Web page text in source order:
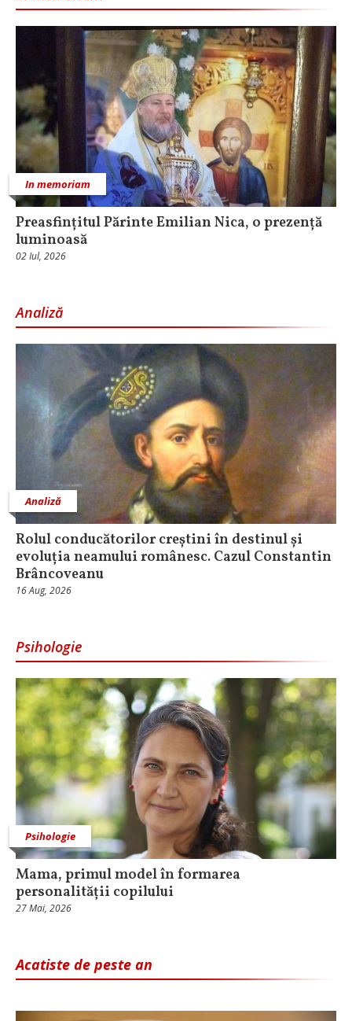
In memoriam
Preasfințitul Părinte Emilian Nica, o prezență
luminoasă
02 Iul, 2026
Analiză
Analiză
Rolul conducătorilor creștini în destinul și
evoluția neamului românesc. Cazul Constantin
Brâncoveanu
16 Aug, 2026
Psihologie
Psihologie
Mama, primul model în formarea
personalității copilului
27 Mai, 2026
Acatiste de peste an